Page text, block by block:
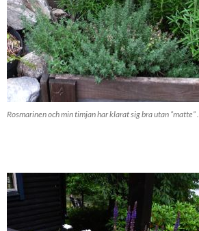
Rosmarinen och min timjan har klarat sig bra utan ”matte” …